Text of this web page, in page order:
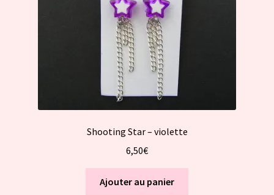
Shooting Star – violette
6,50€
Ajouter au panier